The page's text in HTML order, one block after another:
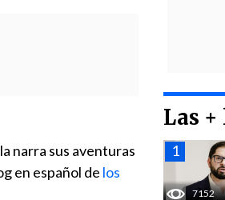
Las
7152
narra sus aventuras
en español de los